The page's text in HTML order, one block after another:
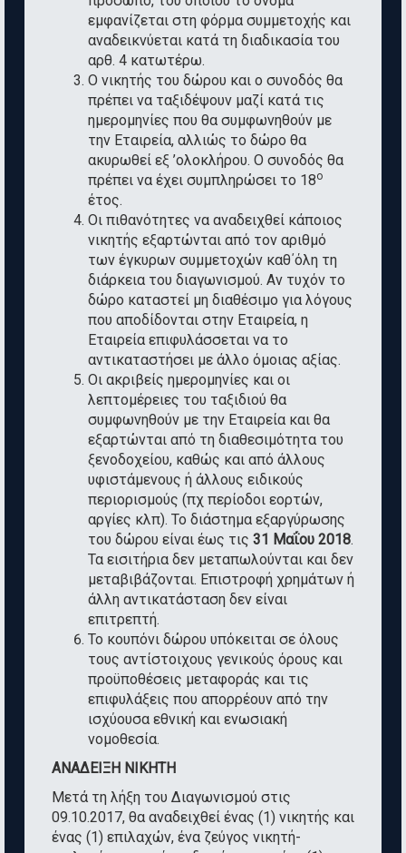
εμφανίζεται στη φόρμα συμμετοχής και
αναδεικνύεται κατά τη διαδικασία του
αρθ. 4 κατωτέρω.
Ο νικητής του δώρου και ο συνοδός θα
πρέπει να ταξιδέψουν μαζί κατά τις
ημερομηνίες που θα συμφωνηθούν με
την Εταιρεία, αλλιώς το δώρο θα
ακυρωθεί εξ ’ολοκλήρου. Ο συνοδός θα
πρέπει να έχει συμπληρώσει το 18ο
έτος.
Οι πιθανότητες να αναδειχθεί κάποιος
νικητής εξαρτώνται από τον αριθμό
των έγκυρων συμμετοχών καθ΄όλη τη
διάρκεια του διαγωνισμού. Αν τυχόν το
δώρο καταστεί μη διαθέσιμο για λόγους
που αποδίδονται στην Εταιρεία, η
Εταιρεία επιφυλάσσεται να το
αντικαταστήσει με άλλο όμοιας αξίας.
Οι ακριβείς ημερομηνίες και οι
λεπτομέρειες του ταξιδιού θα
συμφωνηθούν με την Εταιρεία και θα
εξαρτώνται από τη διαθεσιμότητα του
ξενοδοχείου, καθώς και από άλλους
υφιστάμενους ή άλλους ειδικούς
περιορισμούς (πχ περίοδοι εορτών,
αργίες κλπ). Το διάστημα εξαργύρωσης
του δώρου είναι έως τις 31 Μαΐου 2018.
Τα εισιτήρια δεν μεταπωλούνται και δεν
μεταβιβάζονται. Επιστροφή χρημάτων ή
άλλη αντικατάσταση δεν είναι
επιτρεπτή.
Το κουπόνι δώρου υπόκειται σε όλους
τους αντίστοιχους γενικούς όρους και
προϋποθέσεις μεταφοράς και τις
επιφυλάξεις που απορρέουν από την
ισχύουσα εθνική και ενωσιακή
νομοθεσία.
ΑΝΑΔΕΙΞΗ ΝΙΚΗΤΗ
Μετά τη λήξη του Διαγωνισμού στις
09.10.2017, θα αναδειχθεί ένας (1) νικητής και
ένας (1) επιλαχών, ένα ζεύγος νικητή-